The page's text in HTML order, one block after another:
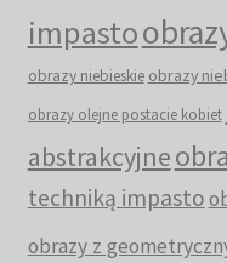
impasto
obrazy niebieskie obrazy
obrazy olejne postacie kobiet
abstrakcyjne
techniką impasto
obrazy z